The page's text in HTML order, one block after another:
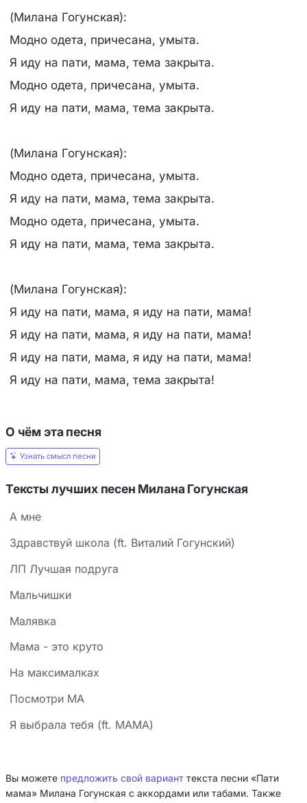
(Милана Гогунская):
Модно одета, причесана, умыта.
Я иду на пати, мама, тема закрыта.
Модно одета, причесана, умыта.
Я иду на пати, мама, тема закрыта.
(Милана Гогунская):
Модно одета, причесана, умыта.
Я иду на пати, мама, тема закрыта.
Модно одета, причесана, умыта.
Я иду на пати, мама, тема закрыта.
(Милана Гогунская):
Я иду на пати, мама, я иду на пати, мама!
Я иду на пати, мама, я иду на пати, мама!
Я иду на пати, мама, я иду на пати, мама!
Я иду на пати, мама, тема закрыта!
О чём эта песня
Узнать смысл песни
Тексты лучших песен Милана Гогунская
А мне
Здравствуй школа (ft. Виталий Гогунский)
ЛП Лучшая подруга
Мальчишки
Малявка
Мама - это круто
На максималках
Посмотри МА
Я выбрала тебя (ft. МАМА)
Вы можете предложить свой вариант текста песни «Пати
мама» Милана Гогунская с аккордами или табами. Также